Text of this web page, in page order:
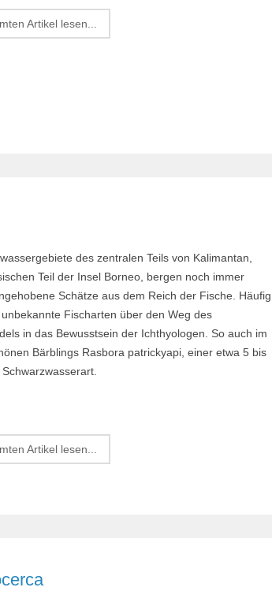
Artikel lesen...
des zentralen Teils von Kalimantan,
Teil der Insel Borneo, bergen noch immer
Schätze aus dem Reich der Fische. Häufig
Fischarten über den Weg des
in das Bewusstsein der Ichthyologen. So auch im
Bärblings Rasbora patrickyapi, einer etwa 5 bis
Artikel lesen...